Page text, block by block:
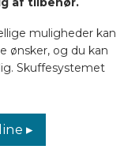
muligheder kan
ønsker, og du kan
Skuffesystemet
▸